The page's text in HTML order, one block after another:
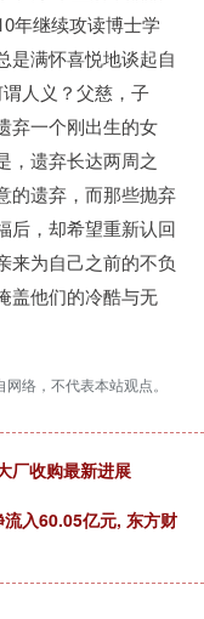
年继续攻读博士学
是满怀喜悦地谈起自
人义？父慈，子
弃一个刚出生的女
，遗弃长达两周之
的遗弃，而那些抛弃
后，却希望重新认回
来为自己之前的不负
盖他们的冷酷与无
络，不代表本站观点。
厂收购最新进展
入60.05亿元, 东方财